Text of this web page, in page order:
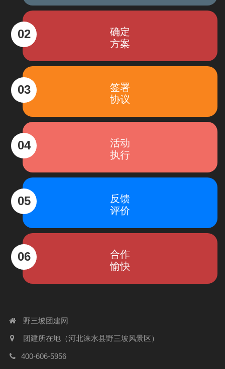
02
确定
方案
03
签署
协议
04
活动
执行
05
反馈
评价
06
合作
愉快
野三坡团建网
团建所在地（河北涞水县野三坡风景区）
400-606-5956